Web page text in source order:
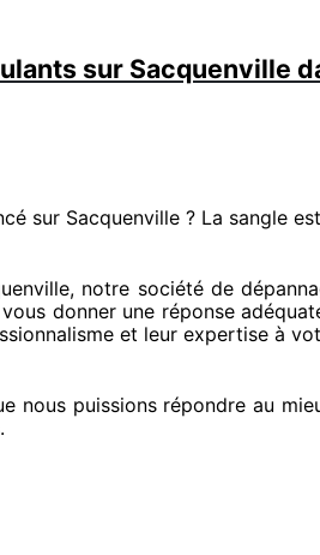
sur Sacquenville
sur Sacquenville ? La sangle
notre sociétéde
donnerune réponse
et leur expertise à
nous puissions répondre au